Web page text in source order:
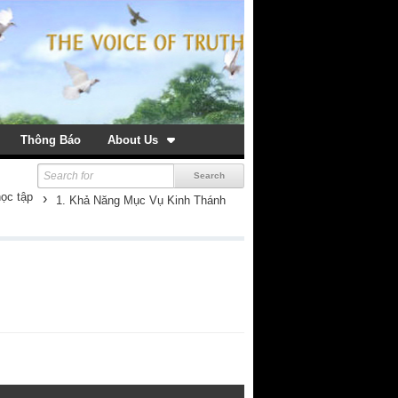
Thông Báo About Us
tập › 1. Khả Năng Mục Vụ Kinh Thánh